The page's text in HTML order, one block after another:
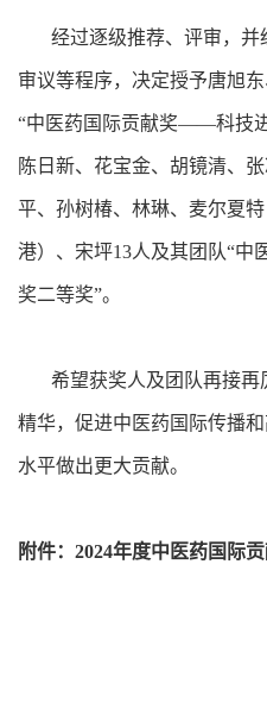
经过逐级推荐、评审，并
审议等程序，决定授予唐旭
“中医药国际贡献奖——科技
陈日新、花宝金、胡镜清、
平、孙树椿、林琳、麦尔夏
港）、宋坪13人及其团队“
奖二等奖”。
希望获奖人及团队再接再
精华，促进中医药国际传播
水平做出更大贡献。
附件：2024年度中医药国际